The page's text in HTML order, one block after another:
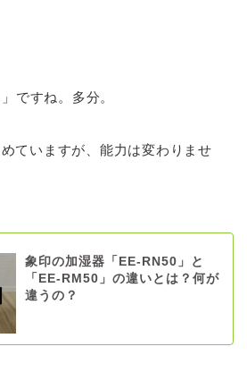
ですね。多分。
ていますが、能力は変わりませ
象印の加湿器「EE-RN50」と
「EE-RM50」の違いとは？何が
違うの？